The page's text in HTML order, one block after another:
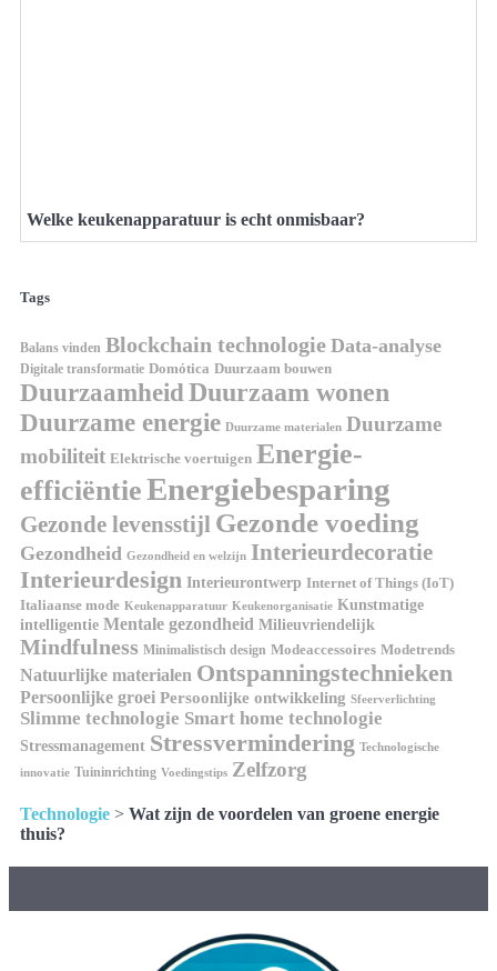
Welke keukenapparatuur is echt onmisbaar?
Tags
Balans vinden Blockchain technologie Data-analyse
Digitale transformatie Domótica Duurzaam bouwen
Duurzaamheid Duurzaam wonen
Duurzame energie Duurzame materialen Duurzame
mobiliteit Elektrische voertuigen Energie-
efficiëntieEnergiebesparing
Gezonde levensstijl Gezonde voeding
Gezondheid Gezondheid en welzijn Interieurdecoratie
Interieurdesign Interieurontwerp Internet of Things (IoT)
Italiaanse mode Keukenapparatuur Keukenorganisatie Kunstmatige
intelligentie Mentale gezondheid Milieuvriendelijk
Mindfulness Minimalistisch design Modeaccessoires Modetrends
Natuurlijke materialen Ontspanningstechnieken
Persoonlijke groei Persoonlijke ontwikkeling Sfeerverlichting
Slimme technologie Smart home technologie
Stressmanagement Stressvermindering Technologische
innovatie Tuininrichting Voedingstips Zelfzorg
Technologie > Wat zijn de voordelen van groene energie
thuis?